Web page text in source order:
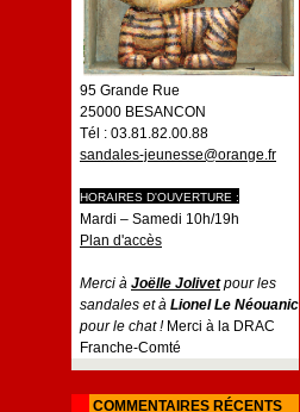
95 Grande Rue
25000 BESANCON
Tél : 03.81.82.00.88
sandales-jeunesse@orange.fr
HORAIRES D'OUVERTURE :
Mardi – Samedi 10h/19h
Plan d'accès
Merci à Joëlle Jolivetpour les
sandales et à Lionel Le Néouanic
pour le chat !Merci à la DRAC
Franche-Comté
COMMENTAIRES RÉCENTS